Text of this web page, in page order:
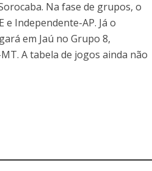
Na fase de grupos, o
Independente-AP. Já o
em Jaú no Grupo 8,
A tabela de jogos ainda não